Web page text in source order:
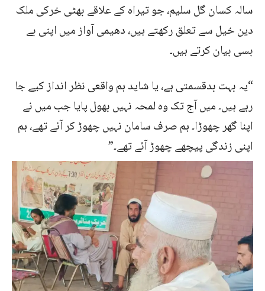
سالہ کسان گل سلیم، جو تیراہ کے علاقے بھٹی خرکی ملک
دین خیل سے تعلق رکھتے ہیں، دھیمی آواز میں اپنی بے
بسی بیان کرتے ہیں۔
“یہ بہت بدقسمتی ہے، یا شاید ہم واقعی نظر انداز کیے جا
رہے ہیں۔ میں آج تک وہ لمحہ نہیں بھول پایا جب میں نے
اپنا گھر چھوڑا۔ ہم صرف سامان نہیں چھوڑ کر آئے تھے، ہم
اپنی زندگی پیچھے چھوڑ آئے تھے۔”